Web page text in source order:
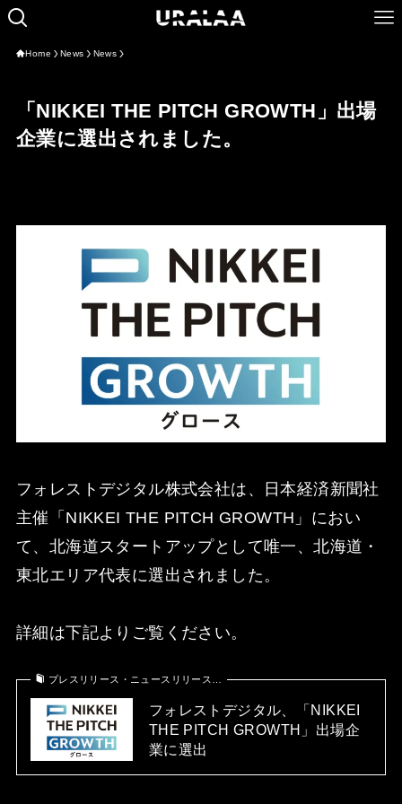
Home News News
「NIKKEI THE PITCH GROWTH」出場
企業に選出されました。
フォレストデジタル株式会社は、日本経済新聞社
主催「NIKKEI THE PITCH GROWTH」におい
て、北海道スタートアップとして唯一、北海道・
東北エリア代表に選出されました。
詳細は下記よりご覧ください。
プレスリリース・ニュースリリース…
フォレストデジタル、「NIKKEI
THE PITCH GROWTH」出場企
業に選出